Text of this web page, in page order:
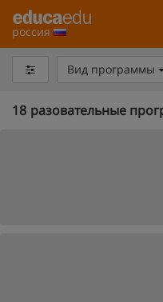
россия
Вид программы
18 разовательные